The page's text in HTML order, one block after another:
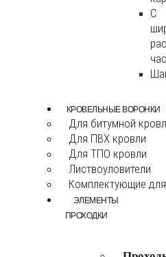
С
КРОВЕЛЬНЫЕ ВОРОНКИ
Для битумной
Для ПВХ кровли
Для ТПО кровли
Листвоуловители
Комплектующие
ЭЛЕМЕНТЫ
ПРОХОДКИ